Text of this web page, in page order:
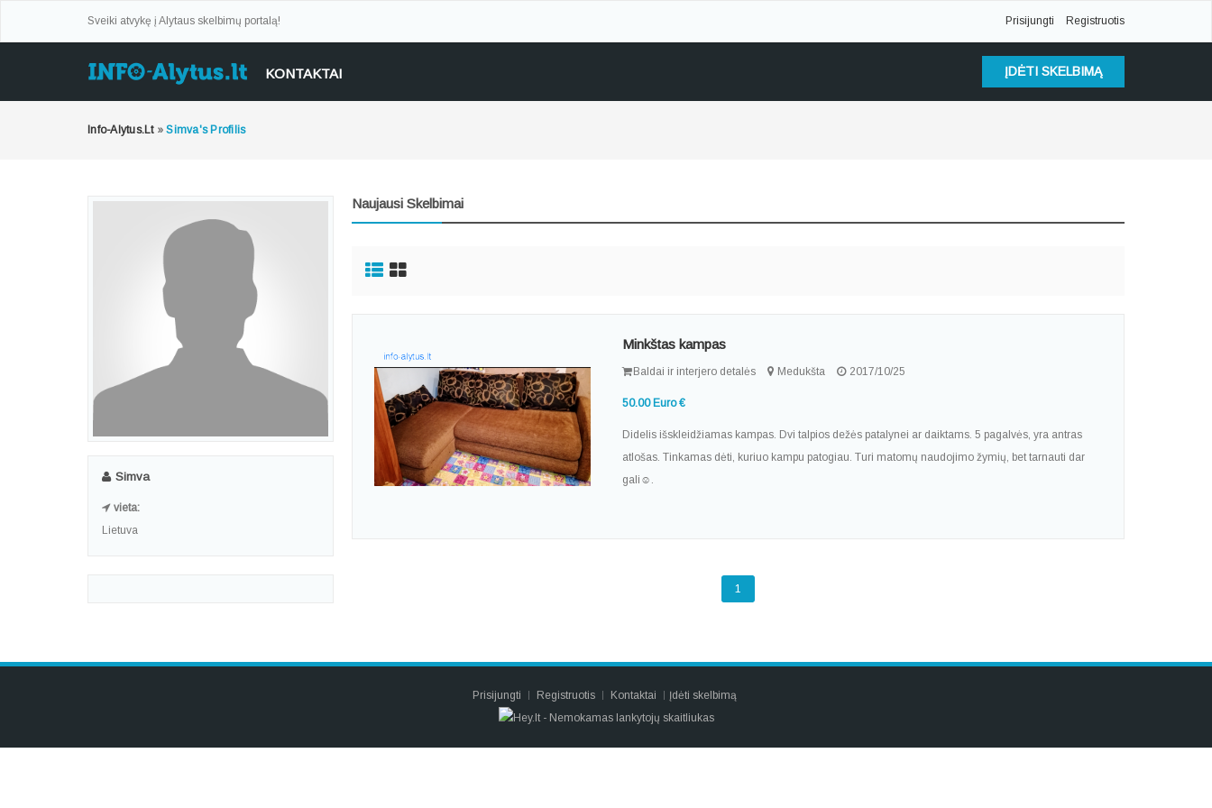
Sveiki atvykę į Alytaus skelbimų portalą! Prisijungti Registruotis
KONTAKTAI ĮDĖTI SKELBIMĄ
Info-Alytus.lt »Simva's Profilis
Simva
vieta:
Lietuva
Naujausi Skelbimai
Minkštas kampas
Baldai ir interjero detalės Medukšta 2017/10/25
50.00 Euro €
Didelis išskleidžiamas kampas. Dvi talpios dežės patalynei ar daiktams. 5 pagalvės, yra antras
atlošas. Tinkamas dėti, kuriuo kampu patogiau. Turi matomų naudojimo žymių, bet tarnauti dar
gali☺️.
1
Prisijungti Registruotis Kontaktai Įdėti skelbimą